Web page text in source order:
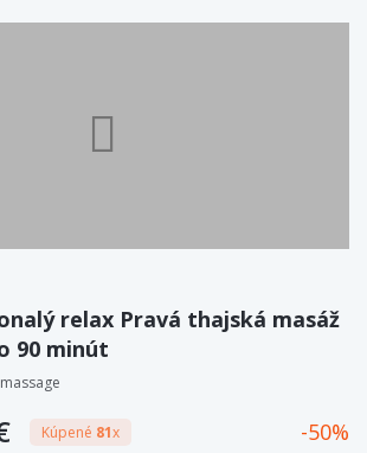
relax Pravá thajská masáž
90 minút
Kúpené 81x 50